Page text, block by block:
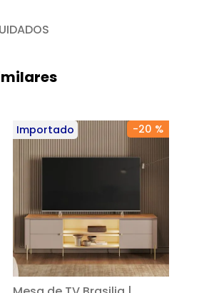
Importado -20 %